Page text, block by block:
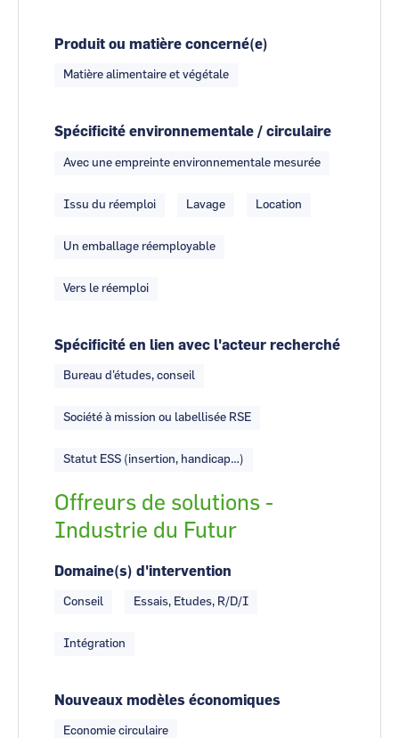
Produit ou matière concerné(e)
Matière alimentaire et végétale
Spécificité environnementale / circulaire
Avec une empreinte environnementale mesurée
Issu du réemploi Lavage Location
Un emballage réemployable
Vers le réemploi
Spécificité en lien avec l'acteur recherché
Bureau d'études, conseil
Société à mission ou labellisée RSE
Statut ESS (insertion, handicap…)
Offreurs de solutions -
Industrie du Futur
Domaine(s) d'intervention
Conseil Essais, Etudes, R/D/I
Intégration
Nouveaux modèles économiques
Economie circulaire